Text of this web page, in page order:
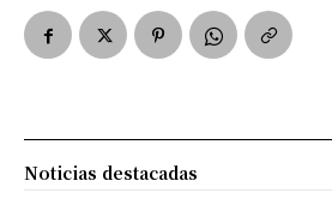
Noticias destacadas